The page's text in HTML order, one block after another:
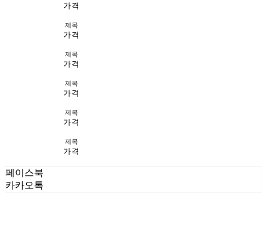
가격
제목
가격
제목
가격
제목
가격
제목
가격
제목
가격
페이스북
카카오톡